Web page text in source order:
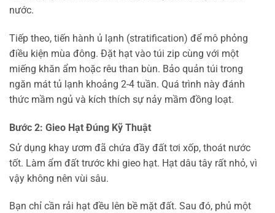
nước.
Tiếp theo, tiến hành ủ lạnh (stratification) để mô phỏng
điều kiện mùa đông. Đặt hạt vào túi zip cùng với một
miếng khăn ẩm hoặc rêu than bùn. Bảo quản túi trong
ngăn mát tủ lạnh khoảng 2-4 tuần. Quá trình này đánh
thức mầm ngủ và kích thích sự nảy mầm đồng loạt.
Bước 2: Gieo Hạt Đúng Kỹ Thuật
Sử dụng khay ươm đã chứa đầy đất tơi xốp, thoát nước
tốt. Làm ẩm đất trước khi gieo hạt. Hạt dâu tây rất nhỏ, vì
vậy không nên vùi sâu.
Bạn chỉ cần rải hạt đều lên bề mặt đất. Sau đó, phủ một